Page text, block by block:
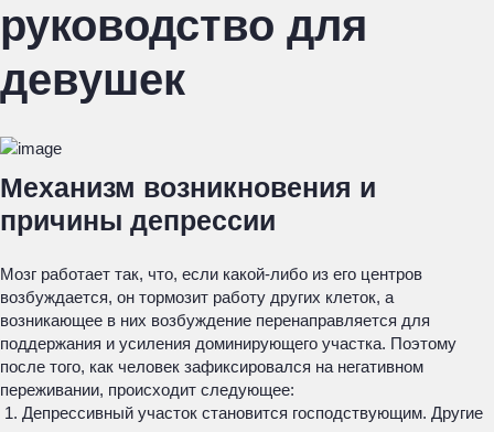
руководство для
девушек
Механизм возникновения и
причины депрессии
Мозг работает так, что, если какой-либо из его центров
возбуждается, он тормозит работу других клеток, а
возникающее в них возбуждение перенаправляется для
поддержания и усиления доминирующего участка. Поэтому
после того, как человек зафиксировался на негативном
переживании, происходит следующее:
Депрессивный участок становится господствующим. Другие